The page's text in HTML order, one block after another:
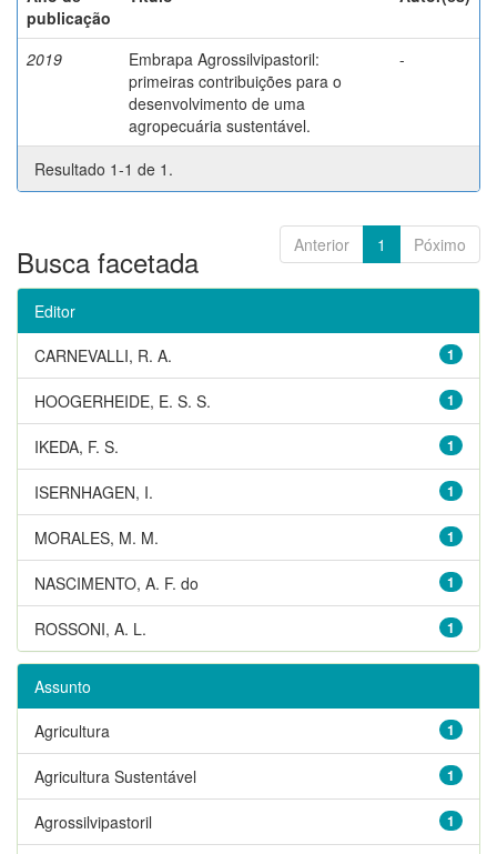
publicação
2019
Embrapa Agrossilvipastoril:
primeiras contribuições para o
desenvolvimento de uma
agropecuária sustentável.
-
Resultado 1-1 de 1.
Anterior 1 Póximo
Busca facetada
Editor
1
CARNEVALLI, R. A.
1
HOOGERHEIDE, E. S. S.
1
IKEDA, F. S.
1
ISERNHAGEN, I.
1
MORALES, M. M.
1
NASCIMENTO, A. F. do
1
ROSSONI, A. L.
Assunto
1
Agricultura
1
Agricultura Sustentável
1
Agrossilvipastoril